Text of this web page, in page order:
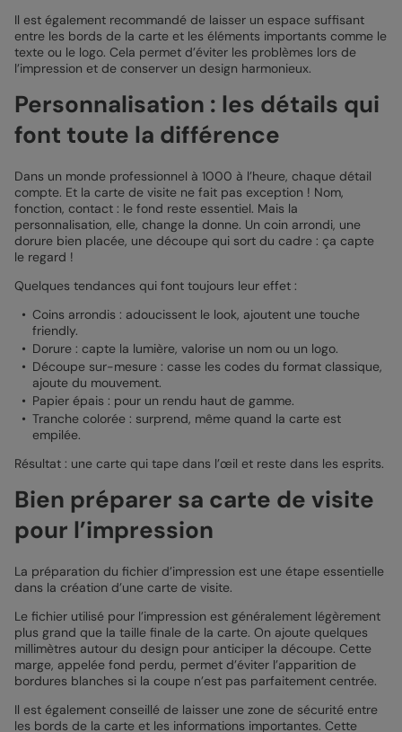
Il est également recommandé de laisser un espace suffisant
entre les bords de la carte et les éléments importants comme le
texte ou le logo. Cela permet d’éviter les problèmes lors de
l’impression et de conserver un design harmonieux.
Personnalisation : les détails qui
font toute la différence
Dans un monde professionnel à 1000 à l’heure, chaque détail
compte. Et la carte de visite ne fait pas exception ! Nom,
fonction, contact : le fond reste essentiel. Mais la
personnalisation, elle, change la donne. Un coin arrondi, une
dorure bien placée, une découpe qui sort du cadre : ça capte
le regard !
Quelques tendances qui font toujours leur effet :
Coins arrondis : adoucissent le look, ajoutent une touche
friendly.
Dorure : capte la lumière, valorise un nom ou un logo.
Découpe sur-mesure : casse les codes du format classique,
ajoute du mouvement.
Papier épais : pour un rendu haut de gamme.
Tranche colorée : surprend, même quand la carte est
empilée.
Résultat : une carte qui tape dans l’œil et reste dans les esprits.
Bien préparer sa carte de visite
pour l’impression
La préparation du fichier d’impression est une étape essentielle
dans la création d’une carte de visite.
Le fichier utilisé pour l’impression est généralement légèrement
plus grand que la taille finale de la carte. On ajoute quelques
millimètres autour du design pour anticiper la découpe. Cette
marge, appelée fond perdu, permet d’éviter l’apparition de
bordures blanches si la coupe n’est pas parfaitement centrée.
Il est également conseillé de laisser une zone de sécurité entre
les bords de la carte et les informations importantes. Cette